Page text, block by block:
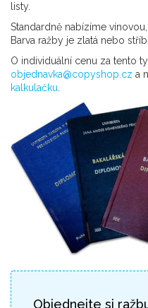
listy.
Standardně nabízíme
Barva ražby je zlatá nebo
O individuální cenu za tento
objednavka@copyshop.cz a
kalkulačku
Objednejte si